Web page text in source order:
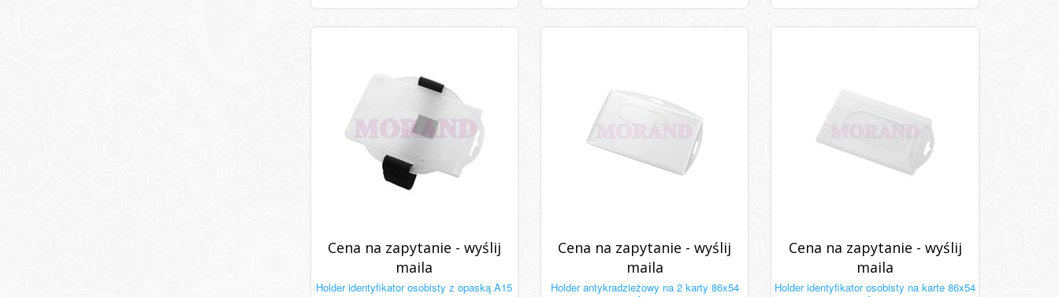
Cena na zapytanie - wyślij
maila
Holder identyfikator osobisty z opaską A15
Cena na zapytanie - wyślij
maila
Holder antykradzieżowy na 2 karty 86x54
Cena na zapytanie - wyślij
maila
Holder identyfikator osobisty na karte 86x54